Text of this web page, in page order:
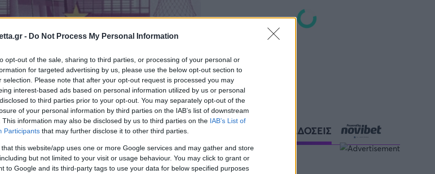
- Do Not Process My Personal Information
opt-out of the sale, sharing to third parties, or processing of your personal or
for targeted advertising by us, please use the below opt-out section to
selection. Please note that after your opt-out request is processed you may
interest-based ads based on personal information utilized by us or personal
to third parties prior to your opt-out. You may separately opt-out of the
of your personal information by third parties on the IAB’s list of downstream
This information may also be disclosed by us to third parties on the IAB’s List of
Participants that may further disclose it to other third parties.
that this website/app uses one or more Google services and may gather and store
but not limited to your visit or usage behaviour. You may click to grant or
to Google and its third-party tags to use your data for below specified purposes
στα αποτελέσματα αναζήτησης.
στην Google
ΑΘΛΗΤΙΚΕΣ ΜΕΤΑΔΟΣΕΙΣ